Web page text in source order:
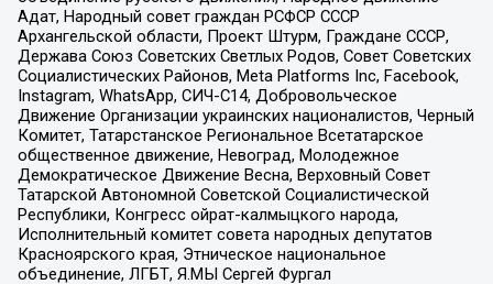
Адат, Народный совет граждан РСФСР СССР
Архангельской области, Проект Штурм, Граждане СССР,
Держава Союз Советских Светлых Родов, Совет Советских
Социалистических Районов, Meta Platforms Inc, Facebook,
Instagram, WhatsApp, СИЧ-С14, Добровольческое
Движение Организации украинских националистов, Черный
Комитет, Татарстанское Региональное Всетатарское
общественное движение, Невоград, Молодежное
Демократическое Движение Весна, Верховный Совет
Татарской Автономной Советской Социалистической
Республики, Конгресс ойрат-калмыцкого народа,
Исполнительный комитет совета народных депутатов
Красноярского края, Этническое национальное
объединение, ЛГБТ, Я.МЫ Сергей Фургал